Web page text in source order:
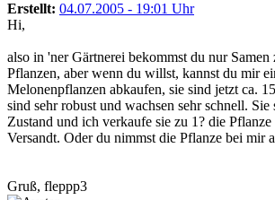
Erstellt: 04.07.2005 - 19:01 Uhr
Hi,
also in 'ner Gärtnerei bekommst du nur Samen
Pflanzen, aber wenn du willst, kannst du mir
Melonenpflanzen abkaufen, sie sind jetzt ca.
sind sehr robust und wachsen sehr schnell.
Zustand und ich verkaufe sie zu 1? die
Versandt. Oder du nimmst die Pflanze bei mir
Gruß, fleppp3